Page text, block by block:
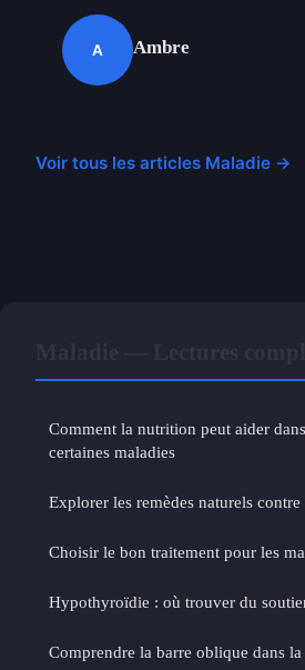
A Ambre
Voir tous les articles Maladie →
Comment la nutrition peut aider
certaines maladies
Explorer les remèdes naturels
Choisir le bon traitement pour les
Hypothyroïdie : où trouver du
Comprendre la barre oblique dans